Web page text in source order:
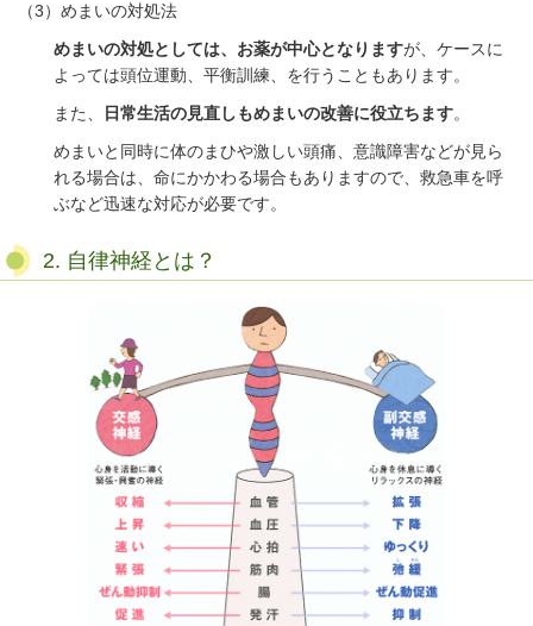
（3）めまいの対処法
めまいの対処としては、お薬が中心となりますが、ケースに
よっては頭位運動、平衡訓練、を行うこともあります。
また、
日常生活の見直しもめまいの改善に役立ちます。
めまいと同時に体のまひや激しい頭痛、意識障害などが見ら
れる場合は、命にかかわる場合もありますので、救急車を呼
ぶなど迅速な対応が必要です。
2. 自律神経とは？